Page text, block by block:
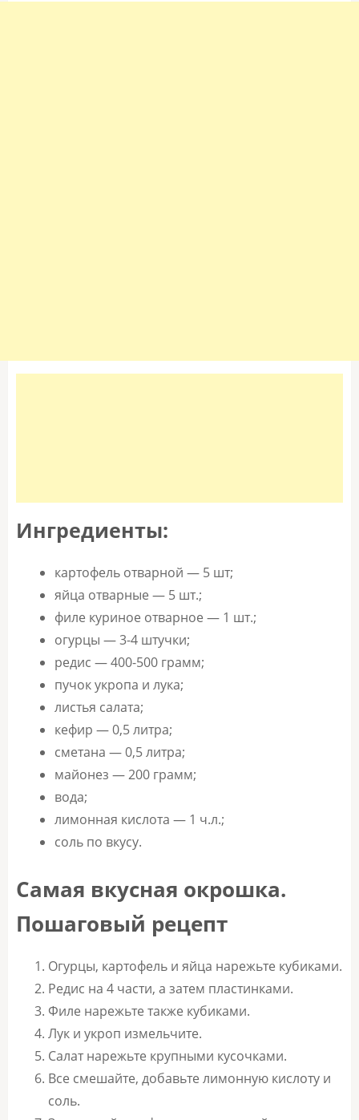
Ингредиенты:
картофель отварной — 5 шт;
яйца отварные — 5 шт.;
филе куриное отварное — 1 шт.;
огурцы — 3-4 штучки;
редис — 400-500 грамм;
пучок укропа и лука;
листья салата;
кефир — 0,5 литра;
сметана — 0,5 литра;
майонез — 200 грамм;
вода;
лимонная кислота — 1 ч.л.;
соль по вкусу.
Самая вкусная окрошка.
Пошаговый рецепт
Огурцы, картофель и яйца нарежьте кубиками.
Редис на 4 части, а затем пластинками.
Филе нарежьте также кубиками.
Лук и укроп измельчите.
Салат нарежьте крупными кусочками.
Все смешайте, добавьте лимонную кислоту и
соль.